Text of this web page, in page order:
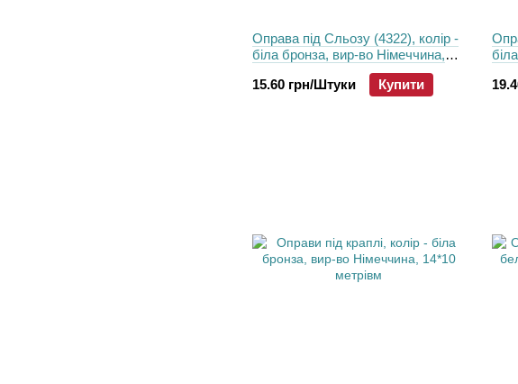
Оправа під Сльозу (4322), колір -
біла бронза, вир-во Німеччина,
15.60 грн/Штуки
Купити